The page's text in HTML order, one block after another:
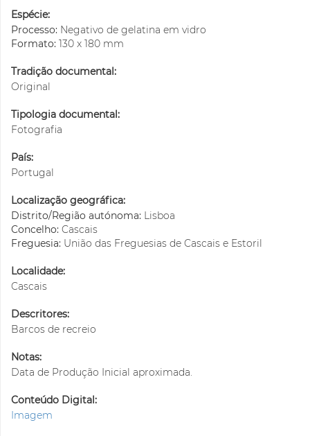
Espécie:
Processo: Negativo de gelatina em vidro
Formato: 130 x 180 mm
Tradição documental:
Original
Tipologia documental:
Fotografia
País:
Portugal
Localização geográfica:
Distrito/Região autónoma: Lisboa
Concelho: Cascais
Freguesia: União das Freguesias de Cascais e Estoril
Localidade:
Cascais
Descritores:
Barcos de recreio
Notas:
Data de Produção Inicial aproximada.
Conteúdo Digital:
Imagem